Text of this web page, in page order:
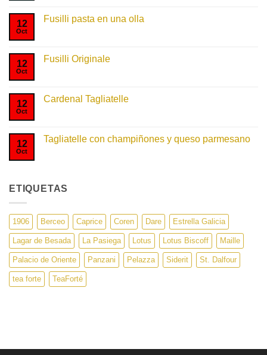
en
Salsa
calabacines
12
Oct
Fusilli pasta en una olla
en
Fusilli
12
Oct
Fusilli Originale
en
Fusilli
12
Oct
Cardenal Tagliatelle
en
Cardenal
12
Oct
Tagliatelle con champiñones y queso parmesano
con
queso
parmesano
ETIQUETAS
1906 Berceo Caprice Coren Dare Estrella Galicia
Lagar de Besada La Pasiega Lotus Lotus Biscoff Maille
Palacio de Oriente Panzani Pelazza Siderit St. Dalfour
tea forte TeaForté